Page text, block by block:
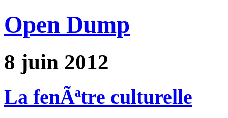
Open Dump
8 juin 2012
La fenÃªtre culturelle